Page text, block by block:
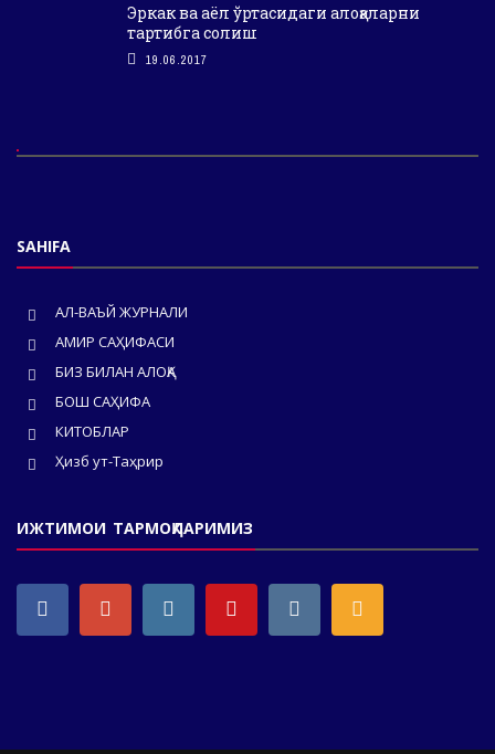
Эркак ва аёл ўртасидаги алоқаларни
тартибга солиш
19.06.2017
SAHIFA
АЛ-ВАЪЙ ЖУРНАЛИ
АМИР САҲИФАСИ
БИЗ БИЛАН АЛОҚА
БОШ САҲИФА
КИТОБЛАР
Ҳизб ут-Таҳрир
ИЖТИМОИ ТАРМОҚЛАРИМИЗ